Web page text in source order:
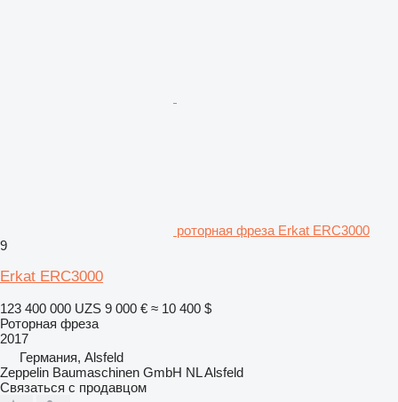
роторная фреза Erkat ERC3000
9
Erkat ERC3000
123 400 000 UZS 9 000 € ≈ 10 400 $
Роторная фреза
2017
Германия, Alsfeld
Zeppelin Baumaschinen GmbH NL Alsfeld
Связаться с продавцом